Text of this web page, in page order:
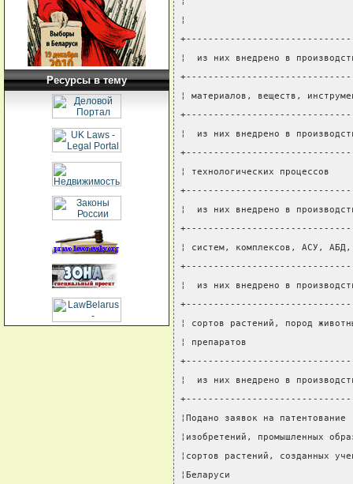
Ресурсы в тему
¦
¦  из них внедрено в
¦ материалов, веществ,
¦  из них внедрено в
¦ технологических
¦  из них внедрено в
¦ систем, комплексов, АСУ,
¦  из них внедрено в
¦ сортов растений, пород
¦ препаратов
¦  из них внедрено в
¦Подано заявок на
¦изобретений,
¦сортов растений,
¦Беларуси